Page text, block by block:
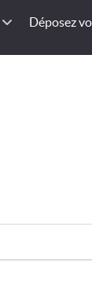
Déposez